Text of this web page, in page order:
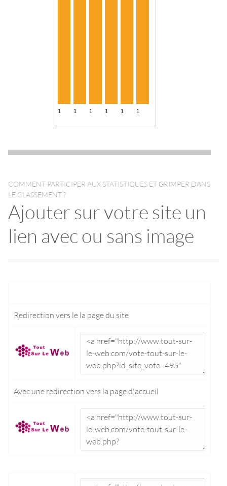
COMMENT PARTICIPER AUX STATISTIQUES ET GRIMPER DANS
LE CLASSEMENT ?
Ajouter sur votre site un
lien avec ou sans image
Redirection vers le la page du site
Avec une redirection vers la page d'accueil